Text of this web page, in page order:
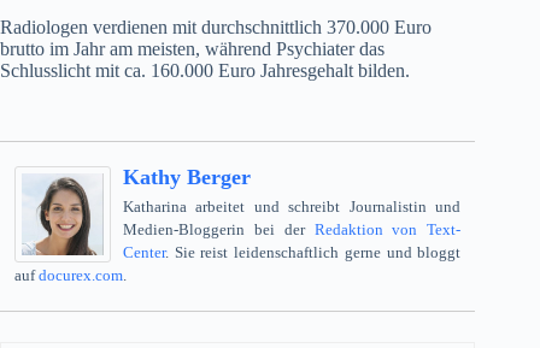
Radiologen verdienen mit durchschnittlich 370.000 Euro
brutto im Jahr am meisten, während Psychiater das
Schlusslicht mit ca. 160.000 Euro Jahresgehalt bilden.
Kathy Berger
Katharina arbeitet und schreibt Journalistin und
Medien-Bloggerin bei der Redaktion von Text-
Center. Sie reist leidenschaftlich gerne und bloggt
aufdocurex.com